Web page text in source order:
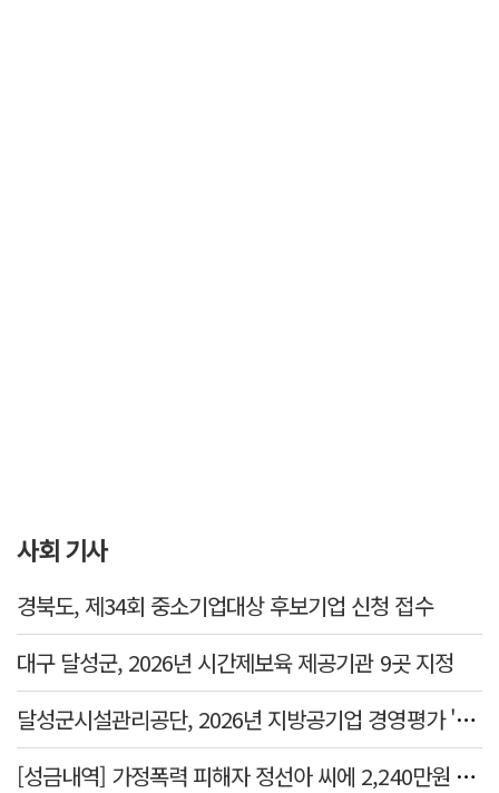
사회 기사
경북도, 제34회 중소기업대상 후보기업 신청 접수
대구 달성군, 2026년 시간제보육 제공기관 9곳 지정
달성군시설관리공단, 2026년 지방공기업 경영평가 '가등급' 최우수 달성
[성금내역] 가정폭력 피해자 정선아 씨에 2,240만원 전달